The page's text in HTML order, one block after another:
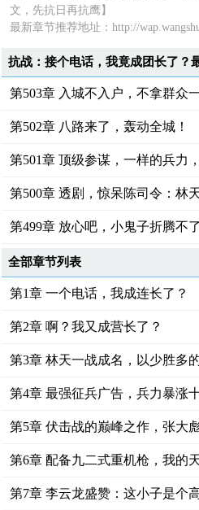
文，先抗日再抗鹰】
最新章节推荐地址：http://
第503章 入城不入户，不拿群众
第502章 八路来了，轰动全城！
第501章 顶级参谋，一样的兵力
第500章 透剧，惊呆陈司令：林
第499章 放心吧，小鬼子折腾不
全部章节列表
第1章 一个电话，我成连长了？
第2章 啊？我又成营长了？
第3章 林天一战成名，以少胜多
第4章 最强征兵广告，兵力暴涨
第5章 伏击战的巅峰之作，张大
第6章 配备九二式重机枪，我的
第7章 李云龙盛赞：这小子是个